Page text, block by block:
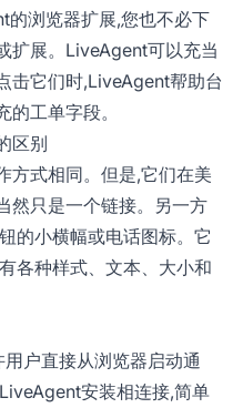
的浏览器扩展,您也不必下
扩展。LiveAgent可以充当
击它们时,LiveAgent帮助台
工单字段。
区别
方式相同。但是,它们在美
然只是一个链接。另一方
的小横幅或电话图标。它
各种样式、文本、大小和
户直接从浏览器启动通
安装相连接,简单